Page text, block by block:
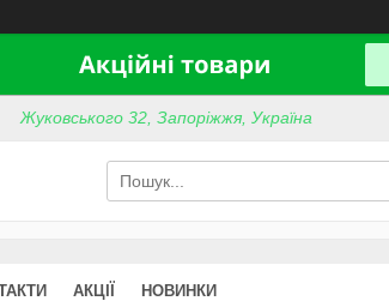
Жуковського 32, Запоріжжя, Україна
АКЦІЇ НОВИНКИ